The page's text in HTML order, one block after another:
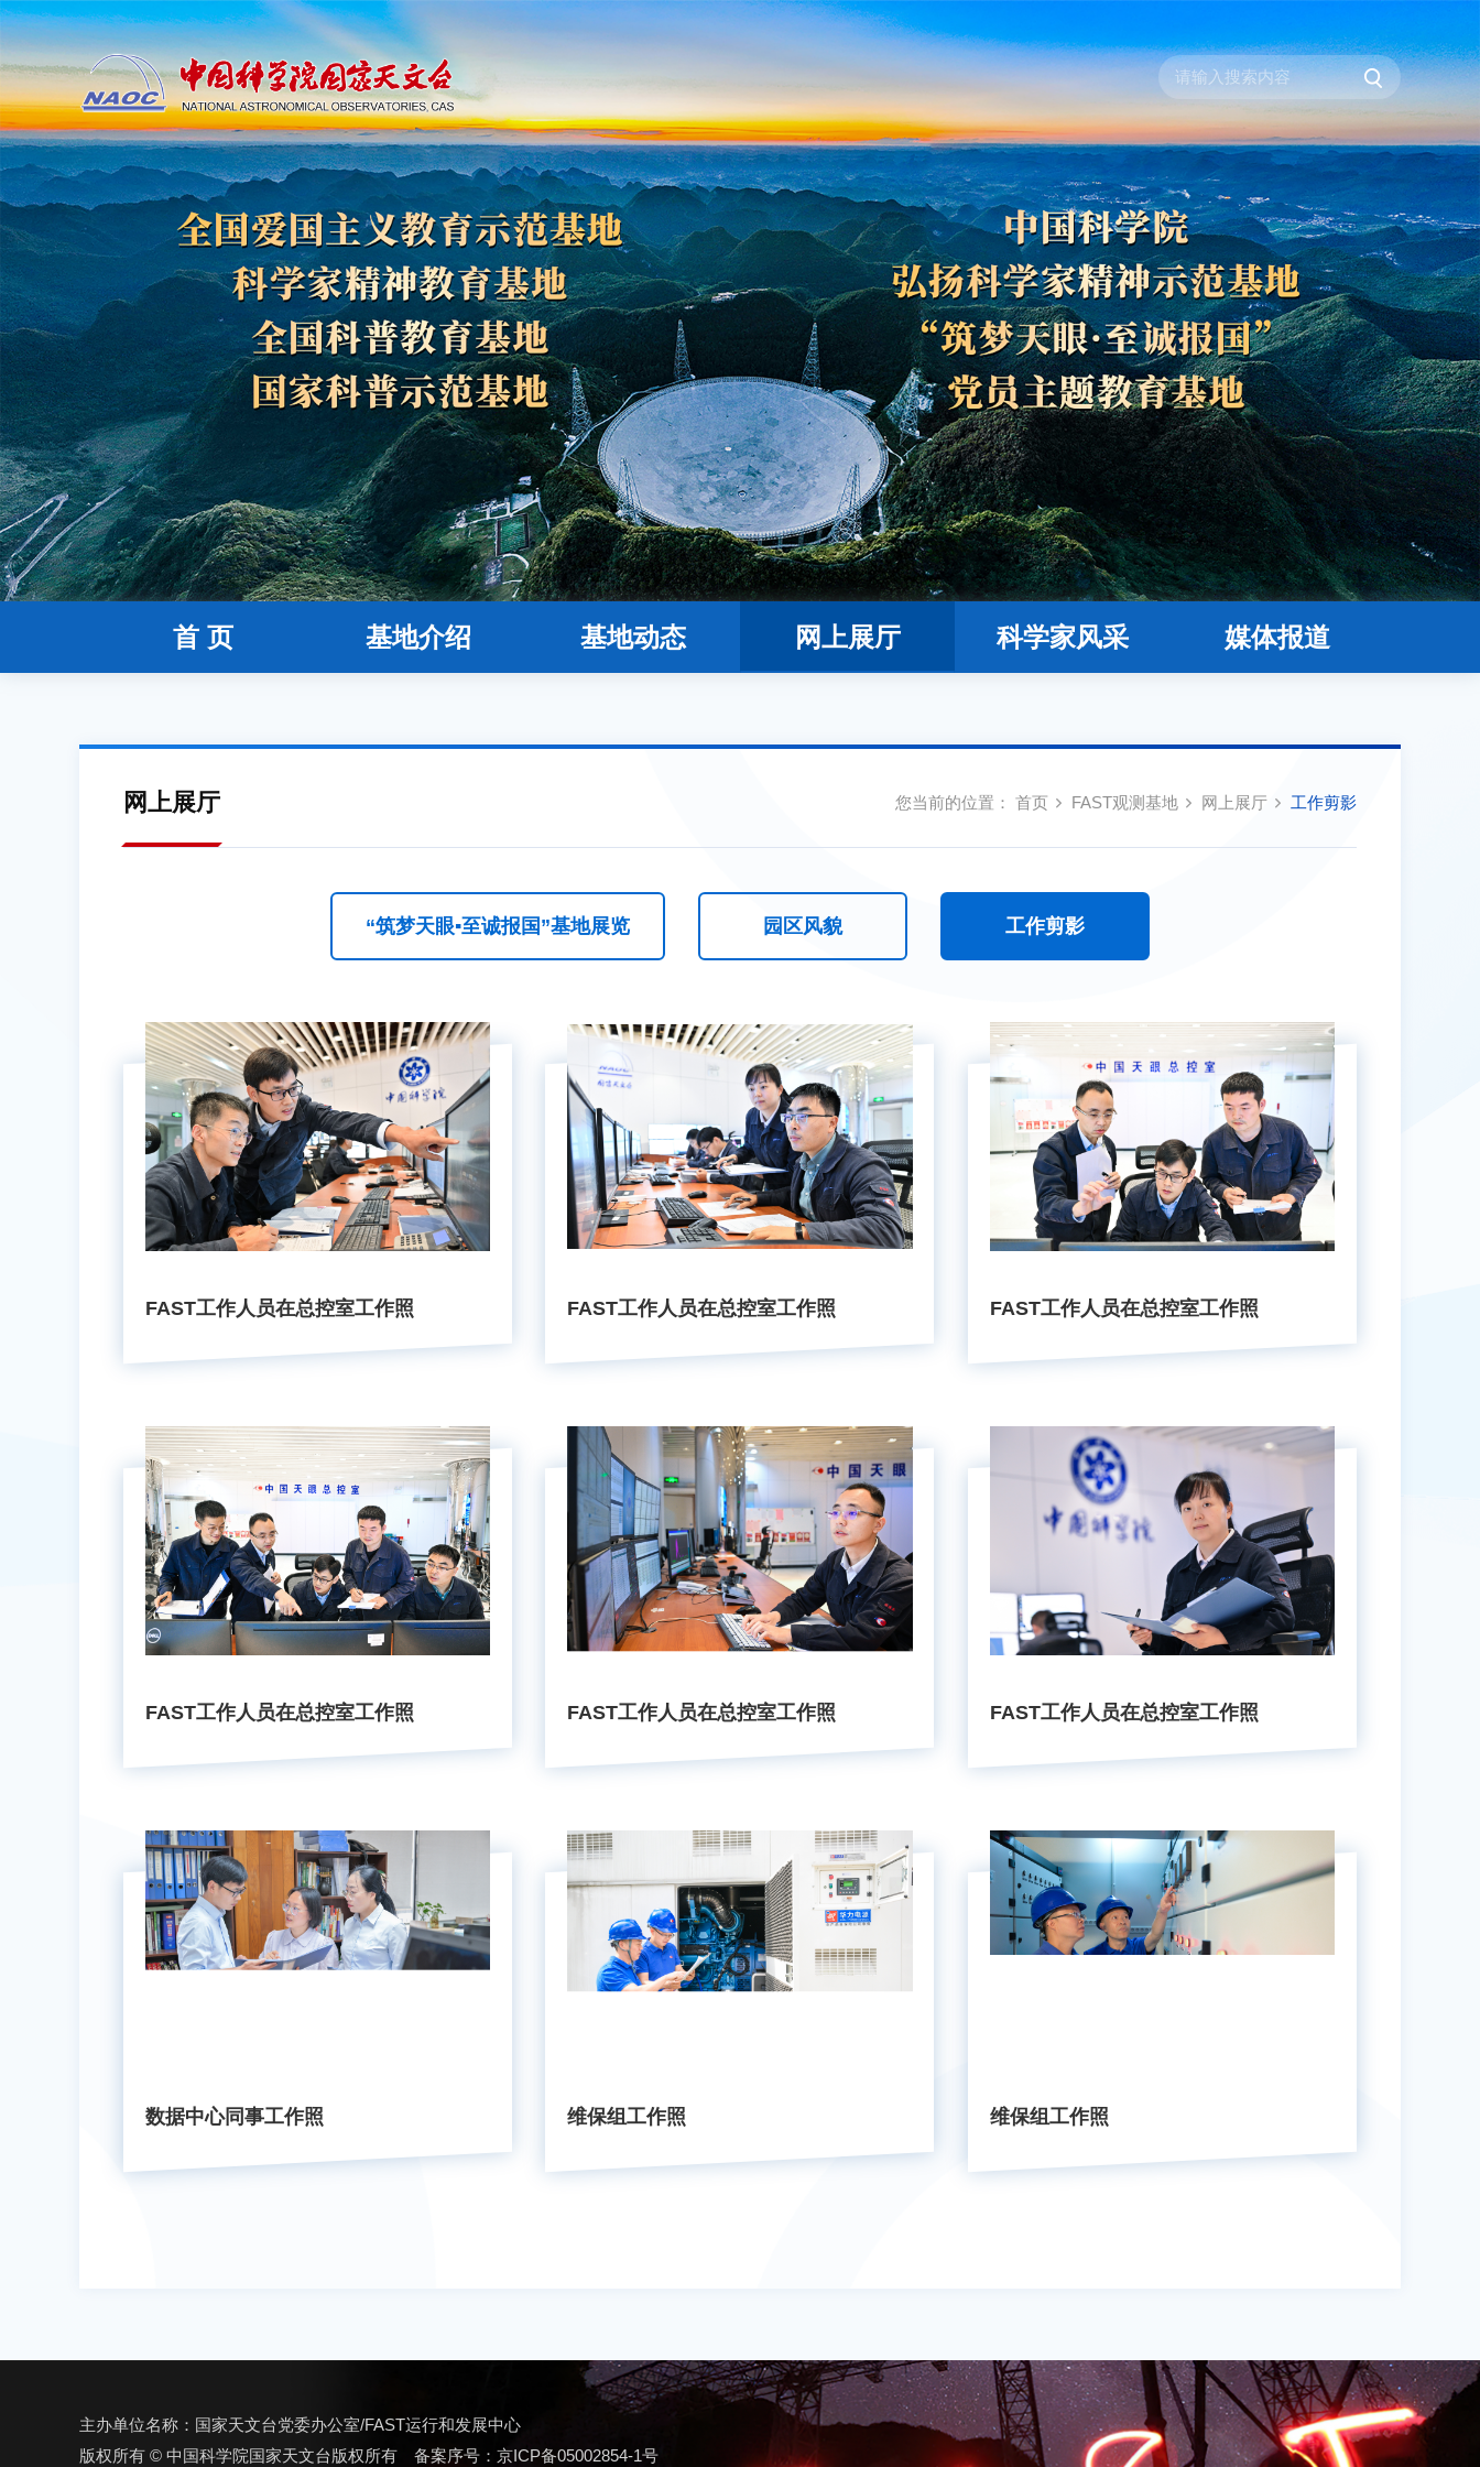
首 页 基地介绍 基地动态 网上展厅 科学家风采 媒体报道
网上展厅 您当前的位置： 首页 FAST观测基地 网上展厅 工作剪影
“筑梦天眼▪至诚报国”基地展览 园区风貌 工作剪影
FAST工作人员在总控室工作照 FAST工作人员在总控室工作照 FAST工作人员在总控室工作照
FAST工作人员在总控室工作照 FAST工作人员在总控室工作照 FAST工作人员在总控室工作照
数据中心同事工作照 维保组工作照 维保组工作照
主办单位名称：国家天文台党委办公室/FAST运行和发展中心
版权所有 © 中国科学院国家天文台版权所有 备案序号： 京ICP备05002854-1号